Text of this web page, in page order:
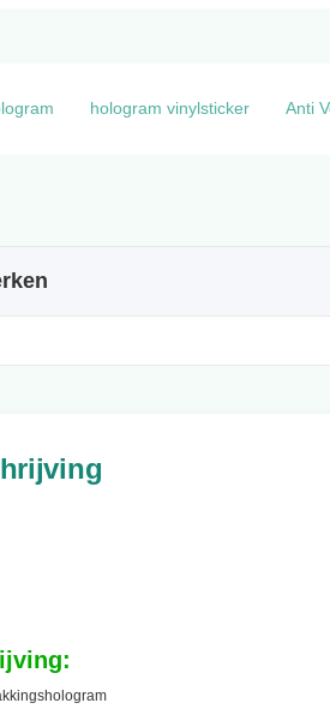
hologram vinylsticker Anti